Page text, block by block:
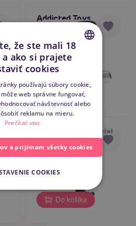
Addicted Toys
Prostate Anal
Vibrator #2 čierny
nabíjací masér
prostaty
35,80 €
Do košíka
Pretty Love Special
Skladom
31,80 €
Do košíka
CZECH
ENGLISH
že ste mali 18
ako si prajete
cookies
používajú súbory cookie,
web správne fungovať,
návštevnosť alebo
reklamu na mieru.
Prečítať viac
a prijímam všetky cookies
COOKIES